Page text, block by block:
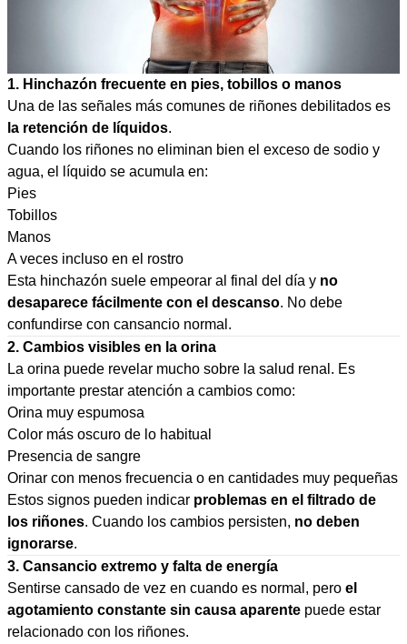
1. Hinchazón frecuente en pies, tobillos o manos
Una de las señales más comunes de riñones debilitados es
la retención de líquidos.
Cuando los riñones no eliminan bien el exceso de sodio y
agua, el líquido se acumula en:
Pies
Tobillos
Manos
A veces incluso en el rostro
Esta hinchazón suele empeorar al final del día y no
desaparece fácilmente con el descanso. No debe
confundirse con cansancio normal.
2. Cambios visibles en la orina
La orina puede revelar mucho sobre la salud renal. Es
importante prestar atención a cambios como:
Orina muy espumosa
Color más oscuro de lo habitual
Presencia de sangre
Orinar con menos frecuencia o en cantidades muy pequeñas
Estos signos pueden indicar problemas en el filtrado de
los riñones. Cuando los cambios persisten, no deben
ignorarse.
3. Cansancio extremo y falta de energía
Sentirse cansado de vez en cuando es normal, pero el
agotamiento constante sin causa aparente puede estar
relacionado con los riñones.